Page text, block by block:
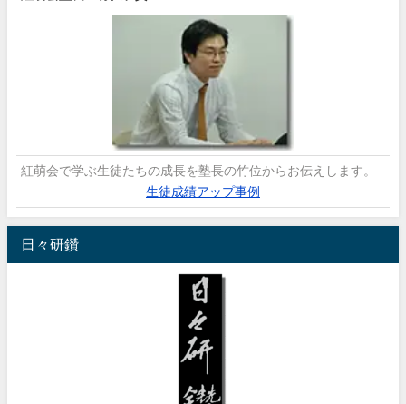
紅萌会で学ぶ生徒たちの成長を塾長の竹位からお伝えします。
生徒成績アップ事例
日々研鑽